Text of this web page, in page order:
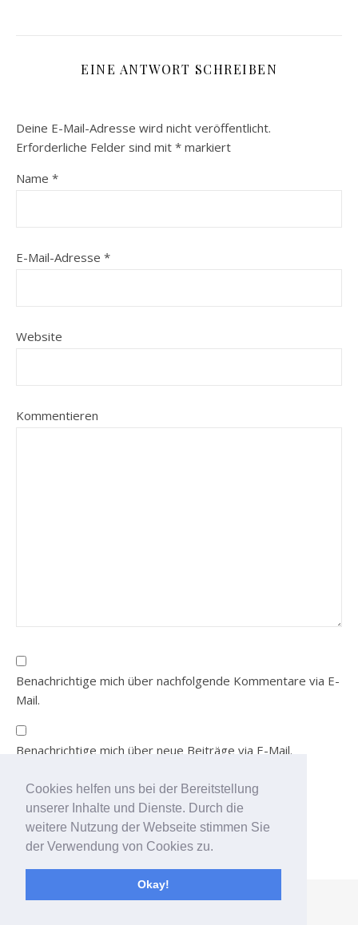
Cookies helfen uns bei der Bereitstellung
unserer Inhalte und Dienste. Durch die
weitere Nutzung der Webseite stimmen Sie
der Verwendung von Cookies zu.
Okay!
EINE ANTWORT SCHREIBEN
Deine E-Mail-Adresse wird nicht veröffentlicht.
Erforderliche Felder sind mit * markiert
Name *
E-Mail-Adresse *
Website
Kommentieren
Benachrichtige mich über nachfolgende Kommentare via E-
Mail.
Benachrichtige mich über neue Beiträge via E-Mail.
Durch die weitere Nutzung
der Seite stimmst du der
zu.
Weitere Informationen
Akzeptieren